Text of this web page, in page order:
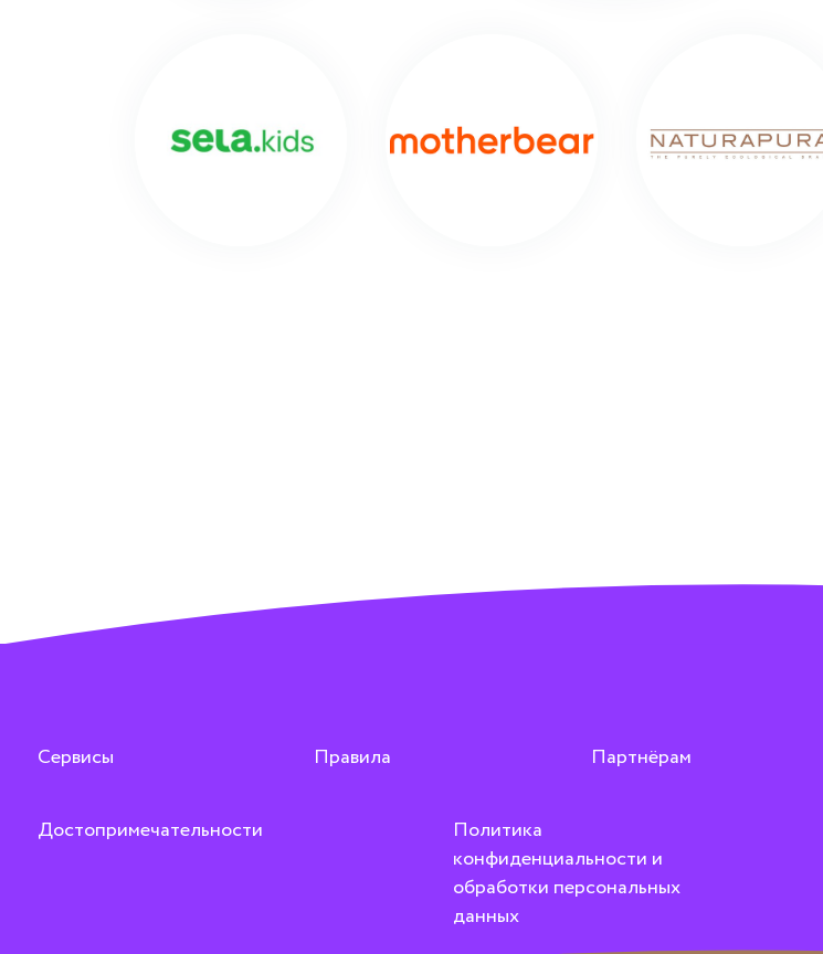
Сервисы Правила Партнёрам
Достопримечательности
Политика
конфиденциальности и
обработки персональных
данных